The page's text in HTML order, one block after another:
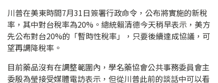
川普在美東時間7月31日簽署行政命令，公布將實施的新稅
率，其中對台稅率為20%。總統賴清德今天稍早表示，美方
先公布對台20%的「暫時性稅率」，只要後續達成協議，可
望再調降稅率。
目前藥品沒有在調整範圍內，學名藥協會公共事務委員會主
委殷為瑩接受媒體電訪表示，但從川普此前的談話中可以看